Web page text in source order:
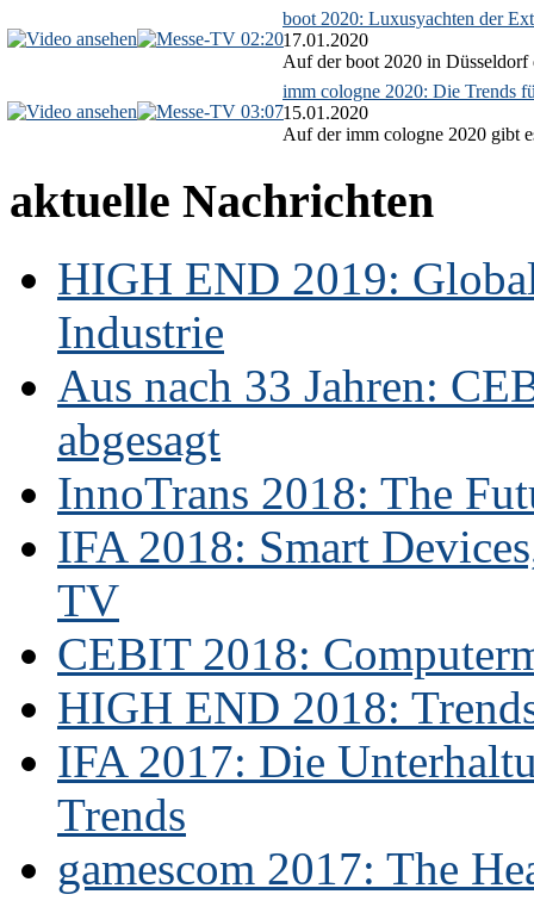
02:20
boot 2020: Luxusyachten der
17.01.2020
Auf der boot 2020 in Düsseldorf
03:07
imm cologne 2020: Die Trends
15.01.2020
Auf der imm cologne 2020 gibt
aktuelle Nachrichten
HIGH END 2019:
Industrie
Aus nach 33 Jahren:
abgesagt
InnoTrans 2018: The
IFA 2018: Smart
TV
CEBIT 2018:
HIGH END 2018:
IFA 2017: Die
Trends
gamescom 2017: The